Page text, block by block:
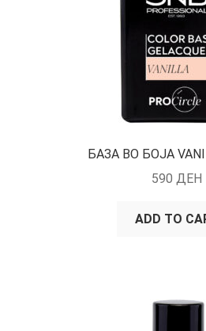
БАЗА ВО БОЈА
590 ДЕН
ADD TO